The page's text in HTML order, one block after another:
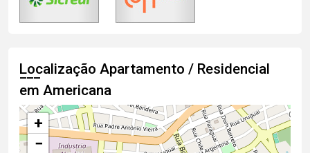
Localização Apartamento / Residencial
em Americana
+
−